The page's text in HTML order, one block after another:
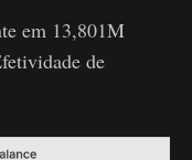
em 13,801M
de